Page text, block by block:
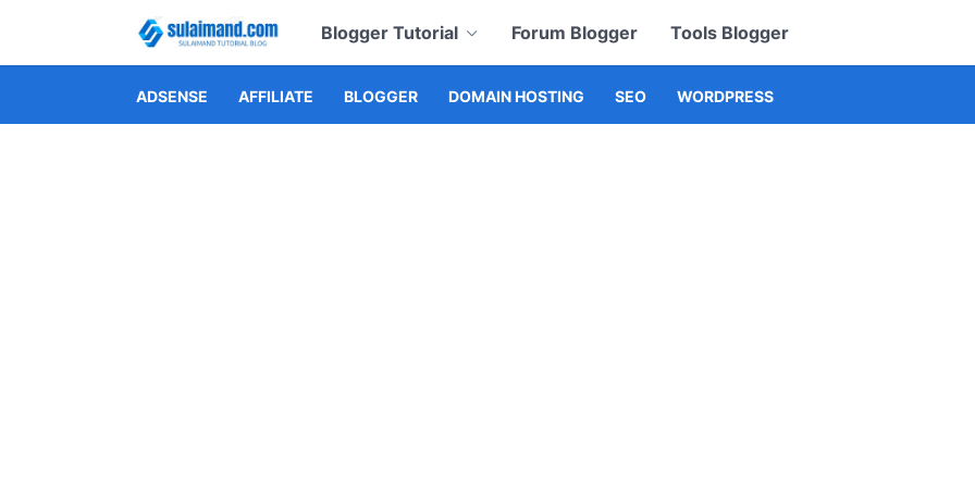
Blogger Tutorial Forum Blogger Tools Blogger
ADSENSE AFFILIATE BLOGGER DOMAIN HOSTING SEO WORDPRESS